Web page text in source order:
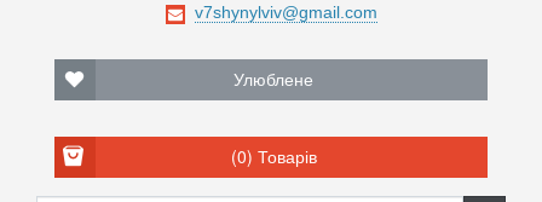
Улюблене
(0) Товарів